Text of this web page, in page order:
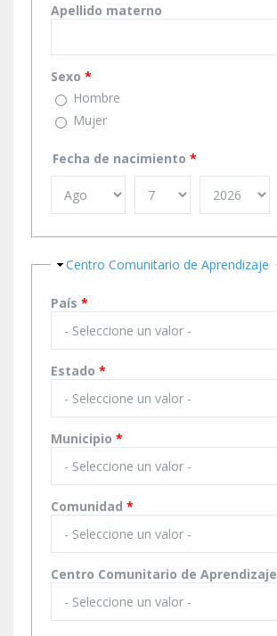
Apellido materno
Sexo *
Hombre
Mujer
Fecha de nacimiento *
Ocultar
Centro Comunitario de Aprendizaje
País *
Estado *
Municipio *
Comunidad *
Centro Comunitario de Aprendizaje